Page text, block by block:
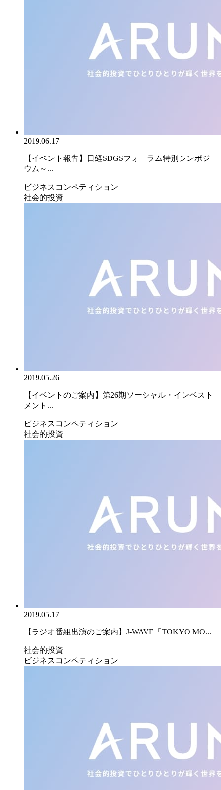
2019.06.17
【イベント報告】日経SDGSフォーラム特別シンポジ
ウム～...
ビジネスコンペティション
社会的投資
2019.05.26
【イベントのご案内】第26期ソーシャル・インベスト
メント...
ビジネスコンペティション
社会的投資
2019.05.17
【ラジオ番組出演のご案内】J-WAVE「TOKYO MO...
社会的投資
ビジネスコンペティション